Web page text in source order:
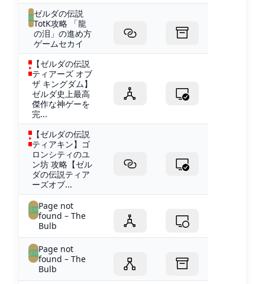
ゼルダの伝説
TotK攻略 「龍
の泪」の進め方
ゲームセカイ
【ゼルダの伝説
ティアーズ オブ
ザ キングダム】
ゼルダ史上最高
傑作な神ゲーを
完...
【ゼルダの伝説
ティアキン】ゴ
ロンシティのユ
ン坊 攻略【ゼル
ダの伝説ティア
ーズオブ...
Page not
found – The
Bulb
Page not
found – The
Bulb